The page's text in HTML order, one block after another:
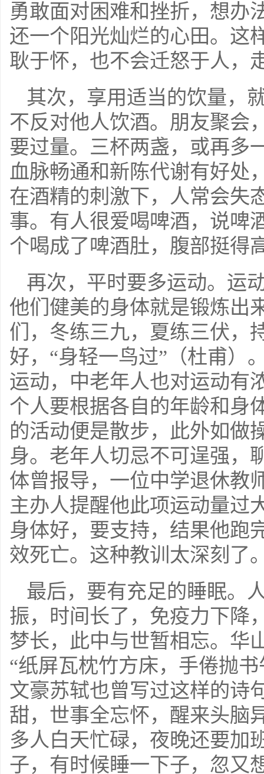
勇敢面对困难和挫折，想办
还一个阳光灿烂的心田。这
耿于怀，也不会迁怒于人，
其次，享用适当的饮量，
不反对他人饮酒。朋友聚会
要过量。三杯两盏，或再多
血脉畅通和新陈代谢有好处
在酒精的刺激下，人常会失
事。有人很爱喝啤酒，说啤
个喝成了啤酒肚，腹部挺得
再次，平时要多运动。运
他们健美的身体就是锻炼出
们，冬练三九，夏练三伏，
好，“身轻一鸟过”（杜甫）
运动，中老年人也对运动有
个人要根据各自的年龄和身
的活动便是散步，此外如做
身。老年人切忌不可逞强，
体曾报导，一位中学退休教
主办人提醒他此项运动量过
身体好，要支持，结果他跑
效死亡。这种教训太深刻了
最后，要有充足的睡眠。
振，时间长了，免疫力下降
梦长，此中与世暂相忘。华
“纸屏瓦枕竹方床，手倦抛
文豪苏轼也曾写过这样的诗
甜，世事全忘怀，醒来头脑
多人白天忙碌，夜晚还要加
子，有时候睡一下子，忽又